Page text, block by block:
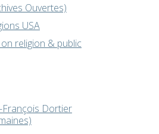
Ouvertes)
USA
on religion & public
François Dortier